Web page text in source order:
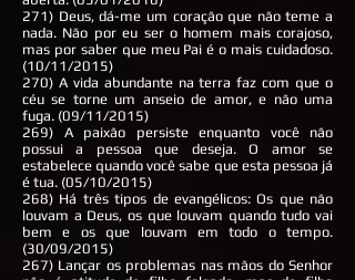
271) Deus, dá-me um coração que não teme a
nada. Não por eu ser o homem mais corajoso,
mas por saber que meu Pai é o mais cuidadoso.
(10/11/2015)
270) A vida abundante na terra faz com que o
céu se torne um anseio de amor, e não uma
fuga. (09/11/2015)
269) A paixão persiste enquanto você não
possui a pessoa que deseja. O amor se
estabelece quando você sabe que esta pessoa já
é tua. (05/10/2015)
268) Há três tipos de evangélicos: Os que não
louvam a Deus, os que louvam quando tudo vai
bem e os que louvam em todo o tempo.
(30/09/2015)
267) Lançar os problemas nas mãos do Senhor